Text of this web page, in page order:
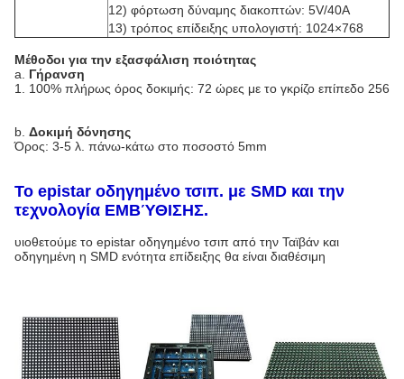
12) φόρτωση δύναμης διακοπτών: 5V/40A
13) τρόπος επίδειξης υπολογιστή: 1024×768
Μέθοδοι για την εξασφάλιση ποιότητας
a. Γήρανση
1. 100% πλήρως όρος δοκιμής: 72 ώρες με το γκρίζο επίπεδο 256
b. Δοκιμή δόνησης
Όρος: 3-5 λ. πάνω-κάτω στο ποσοστό 5mm
Το epistar οδηγημένο τσιπ. με SMD και την
τεχνολογία ΕΜΒΎΘΙΣΗΣ.
υιοθετούμε το epistar οδηγημένο τσιπ από την Ταϊβάν και
οδηγημένη η SMD ενότητα επίδειξης θα είναι διαθέσιμη